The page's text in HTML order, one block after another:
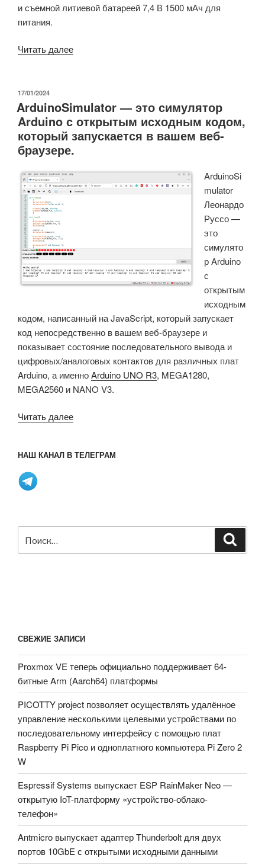
и съемной литиевой батареей 7,4 В 1500 мАч для
питания.
Читать далее«Робот-
оснащена
контроллером
ESP32-
программирование
на
Arduino.»
ОПУБЛИКОВАНО
17/01/2024
ArduinoSimulator — это симулятор
Arduino с открытым исходным кодом,
который запускается в вашем веб-
браузере.
ArduinoSi
mulator
Леонардо
Руссо —
это
симулято
р Arduino
с
открытым
исходным
кодом, написанный на JavaScript, который запускает
код непосредственно в вашем веб-браузере и
показывает состояние последовательного вывода и
цифровых/аналоговых контактов для различных плат
Arduino, а именноArduino UNO R3, MEGA1280,
MEGA2560 и NANO V3.
Читать далее«ArduinoSimulator
симулятор
кодом,
запускается
НАШ КАНАЛ В ТЕЛЕГРАМ
СВЕЖИЕ ЗАПИСИ
Proxmox VE теперь официально поддерживает 64-
битные Arm (Aarch64) платформы
PICOTTY project позволяет осуществлять удалённое
управление несколькими целевыми устройствами по
последовательному интерфейсу с помощью плат
Raspberry Pi Pico и одноплатного компьютера Pi Zero 2
W
Espressif Systems выпускает ESP RainMaker Neo —
открытую IoT-платформу «устройство-облако-
телефон»
Antmicro выпускает адаптер Thunderbolt для двух
портов 10GbE с открытыми исходными данными